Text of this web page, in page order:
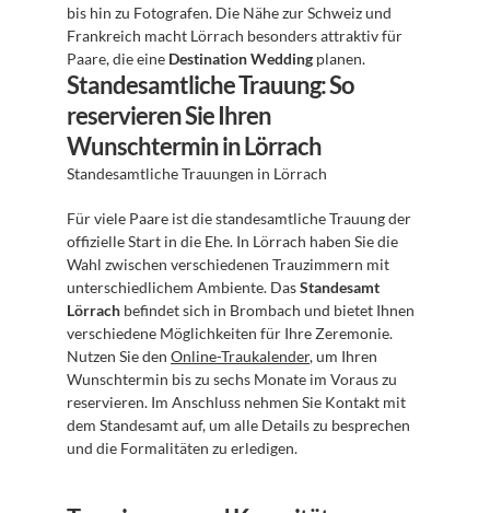
bis hin zu Fotografen. Die Nähe zur Schweiz und
Frankreich macht Lörrach besonders attraktiv für
Paare, die eine Destination Wedding planen.
Standesamtliche Trauung: So
reservieren Sie Ihren
Wunschtermin in Lörrach
Standesamtliche Trauungen in Lörrach
Für viele Paare ist die standesamtliche Trauung der
offizielle Start in die Ehe. In Lörrach haben Sie die
Wahl zwischen verschiedenen Trauzimmern mit
unterschiedlichem Ambiente. Das Standesamt
Lörrach befindet sich in Brombach und bietet Ihnen
verschiedene Möglichkeiten für Ihre Zeremonie.
Nutzen Sie den Online-Traukalender, um Ihren
Wunschtermin bis zu sechs Monate im Voraus zu
reservieren. Im Anschluss nehmen Sie Kontakt mit
dem Standesamt auf, um alle Details zu besprechen
und die Formalitäten zu erledigen.